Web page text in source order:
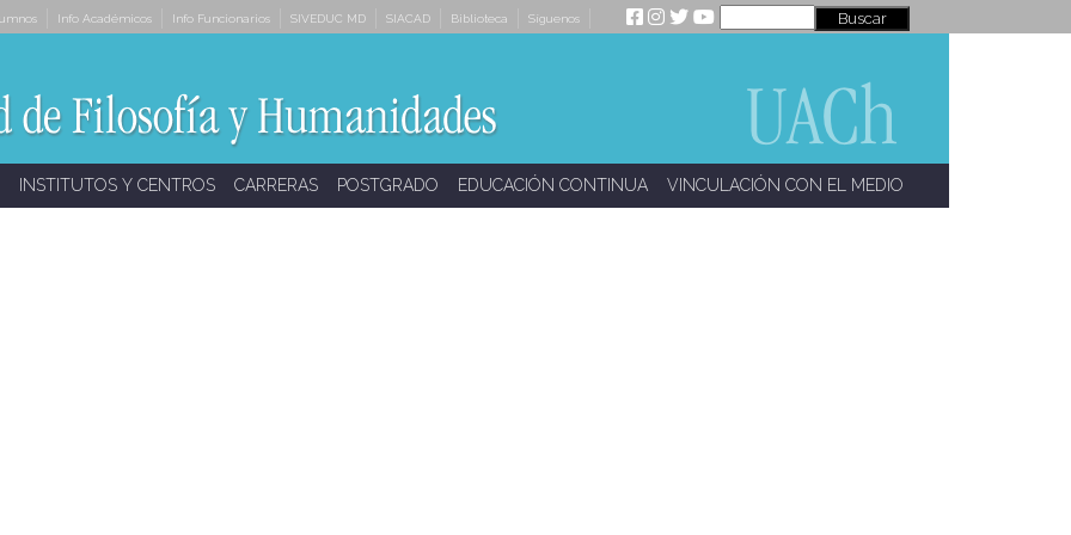
Info Académicos Info Funcionarios SIVEDUC MD SIACAD Biblioteca Síguenos
INSTITUTOS Y CENTROS CARRERAS POSTGRADO EDUCACIÓN CONTINUA VINCULACIÓN CON EL MEDIO